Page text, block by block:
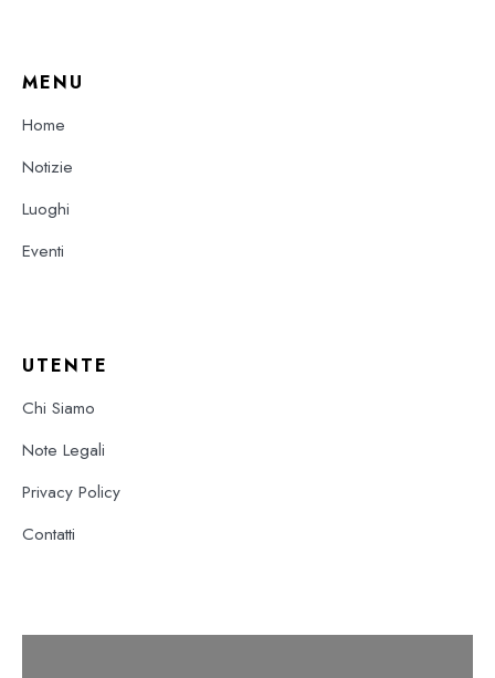
MENU
Home
Notizie
Luoghi
Eventi
UTENTE
Chi Siamo
Note Legali
Privacy Policy
Contatti